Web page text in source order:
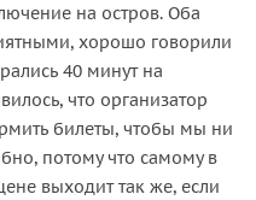
на остров. Оба
хорошо говорили
40 минут на
что организатор
билеты, чтобы мы ни
потому что самому в
выходит так же, если